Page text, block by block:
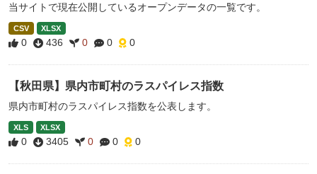
当サイトで現在公開しているオープンデータの一覧です。
CSV XLSX
0 436 0 0 0
【秋田県】県内市町村のラスパイレス指数
県内市町村のラスパイレス指数を公表します。
XLS XLSX
0 3405 0 0 0